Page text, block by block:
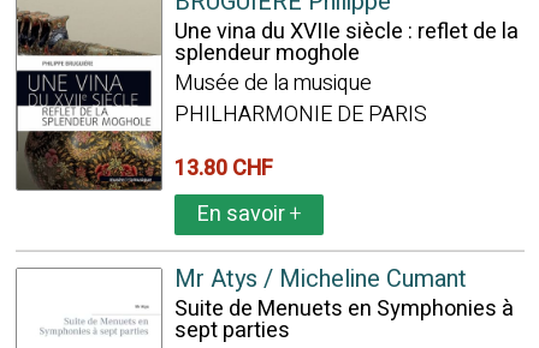
Une vina du XVIIe siècle : reflet de la
splendeur moghole
Musée de la musique
PHILHARMONIE DE PARIS
13.80 CHF
En savoir+
Mr Atys / Micheline Cumant
Suite de Menuets en Symphonies à
sept parties